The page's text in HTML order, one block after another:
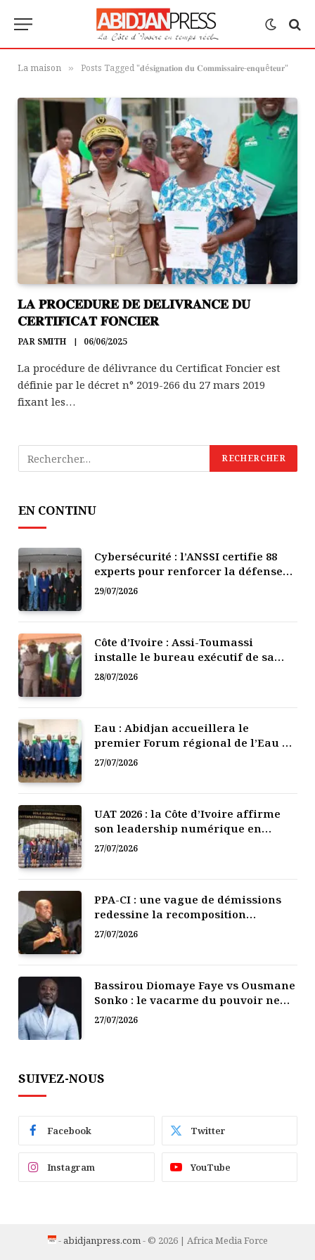
La maison » Posts Tagged "𝐝é𝐬𝐢𝐠𝐧𝐚𝐭𝐢𝐨𝐧 𝐝𝐮 𝐂𝐨𝐦𝐦𝐢𝐬𝐬𝐚𝐢𝐫𝐞-𝐞𝐧𝐪𝐮ê𝐭𝐞𝐮𝐫"
𝐋𝐀 𝐏𝐑𝐎𝐂𝐄𝐃𝐔𝐑𝐄 𝐃𝐄 𝐃𝐄𝐋𝐈𝐕𝐑𝐀𝐍𝐂𝐄 𝐃𝐔
𝐂𝐄𝐑𝐓𝐈𝐅𝐈𝐂𝐀𝐓 𝐅𝐎𝐍𝐂𝐈𝐄𝐑
PAR SMITH 06/06/2025
La procédure de délivrance du Certificat Foncier est
définie par le décret n° 2019-266 du 27 mars 2019
fixant les…
EN CONTINU
Cybersécurité : l’ANSSI certifie 88
experts pour renforcer la défense
numérique de la Côte d’Ivoire
29/07/2026
Côte d’Ivoire : Assi-Toumassi
installe le bureau exécutif de sa
mutuelle de développement
28/07/2026
Eau : Abidjan accueillera le
premier Forum régional de l’Eau de
l’Afrique de l’Ouest
27/07/2026
UAT 2026 : la Côte d’Ivoire affirme
son leadership numérique en
Afrique
27/07/2026
PPA-CI : une vague de démissions
redessine la recomposition
politique
27/07/2026
Bassirou Diomaye Faye vs Ousmane
Sonko : le vacarme du pouvoir ne
doit pas faire oublier les liens de la
27/07/2026
SUIVEZ-NOUS
Facebook Twitter
Instagram YouTube
- abidjanpress.com- © 2026 | Africa Media Force